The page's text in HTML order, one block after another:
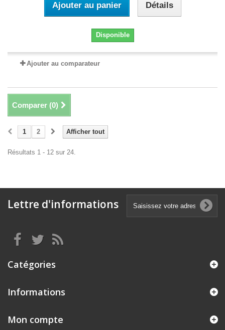
Ajouter au panier Détails
Disponible
Ajouter au comparateur
Comparer (0)
Afficher tout
1 2
Résultats 1 - 12 sur 24.
Lettre d'informations
Catégories
Informations
Mon compte